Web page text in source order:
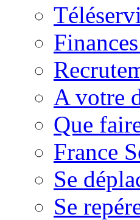
A votre
Que
France
Se
Se